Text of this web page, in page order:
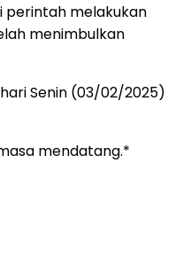
perintah melakukan
menimbulkan
Senin (03/02/2025)
mendatang.*